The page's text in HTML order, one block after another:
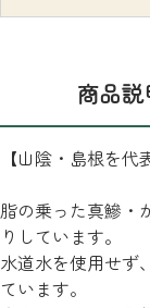
商品説
【山陰・島根を代
脂の乗った真鰺・
りしています。
水道水を使用せず
ています。